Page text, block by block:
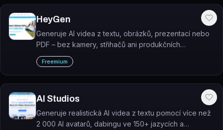
HeyGen
Generuje AI videa z textu, obrázků, prezentací nebo
PDF – bez kamery, střihačů ani produkčních
dovedností. HeyGen je platforma pro tvorbu videí s
realistickými avatary a automatickým dabováním do
175+ jazyků.
Freemium
AI Studios
Generuje realistická AI videa z textu pomocí více než
2 000 AI avatarů, dabingu ve 150+ jazycích a